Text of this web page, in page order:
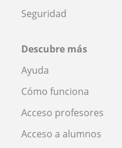
Seguridad
Descubre más
Ayuda
Cómo funciona
Acceso profesores
Acceso a alumnos